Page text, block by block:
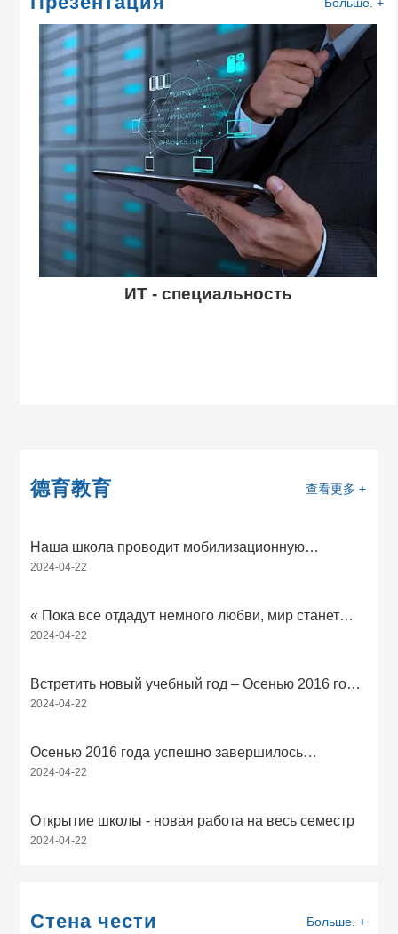
ИТ - специальность
德育教育 查看更多 +
2024-04-22
Наша школа проводит мобилизационную
конференцию « поднять праведность, деревья
кампусе »
2024-04-22
« Пока все отдадут немного любви, мир станет
прекрасным человеком» - все учителя и студенты
2024-04-22
Встретить новый учебный год – Осенью 2016 года
в школу приедут новые ученики
2024-04-22
Осенью 2016 года успешно завершилось
обучение детей
2024-04-22
Открытие школы - новая работа на весь семестр
Стена чести Больше. +